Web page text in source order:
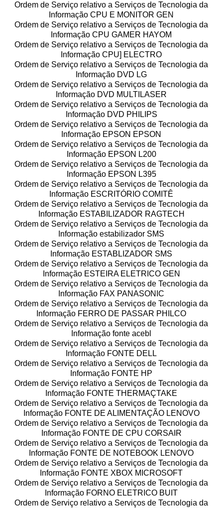
Ordem de Serviço relativo a Serviços de Tecnologia da
Informação CPU E MONITOR GEN
Ordem de Serviço relativo a Serviços de Tecnologia da
Informação CPU GAMER HAYOM
Ordem de Serviço relativo a Serviços de Tecnologia da
Informação CPU] ELECTRO
Ordem de Serviço relativo a Serviços de Tecnologia da
Informação DVD LG
Ordem de Serviço relativo a Serviços de Tecnologia da
Informação DVD MULTILASER
Ordem de Serviço relativo a Serviços de Tecnologia da
Informação DVD PHILIPS
Ordem de Serviço relativo a Serviços de Tecnologia da
Informação EPSON EPSON
Ordem de Serviço relativo a Serviços de Tecnologia da
Informação EPSON L200
Ordem de Serviço relativo a Serviços de Tecnologia da
Informação EPSON L395
Ordem de Serviço relativo a Serviços de Tecnologia da
Informação ESCRITÓRIO COMITÊ
Ordem de Serviço relativo a Serviços de Tecnologia da
Informação ESTABILIZADOR RAGTECH
Ordem de Serviço relativo a Serviços de Tecnologia da
Informação estabilizador SMS
Ordem de Serviço relativo a Serviços de Tecnologia da
Informação ESTABLIZADOR SMS
Ordem de Serviço relativo a Serviços de Tecnologia da
Informação ESTEIRA ELETRICO GEN
Ordem de Serviço relativo a Serviços de Tecnologia da
Informação FAX PANASONIC
Ordem de Serviço relativo a Serviços de Tecnologia da
Informação FERRO DE PASSAR PHILCO
Ordem de Serviço relativo a Serviços de Tecnologia da
Informação fonte acebl
Ordem de Serviço relativo a Serviços de Tecnologia da
Informação FONTE DELL
Ordem de Serviço relativo a Serviços de Tecnologia da
Informação FONTE HP
Ordem de Serviço relativo a Serviços de Tecnologia da
Informação FONTE THERMAÇTAKE
Ordem de Serviço relativo a Serviços de Tecnologia da
Informação FONTE DE ALIMENTAÇÃO LENOVO
Ordem de Serviço relativo a Serviços de Tecnologia da
Informação FONTE DE CPU CORSAIR
Ordem de Serviço relativo a Serviços de Tecnologia da
Informação FONTE DE NOTEBOOK LENOVO
Ordem de Serviço relativo a Serviços de Tecnologia da
Informação FONTE XBOX MICROSOFT
Ordem de Serviço relativo a Serviços de Tecnologia da
Informação FORNO ELETRICO BUIT
Ordem de Serviço relativo a Serviços de Tecnologia da